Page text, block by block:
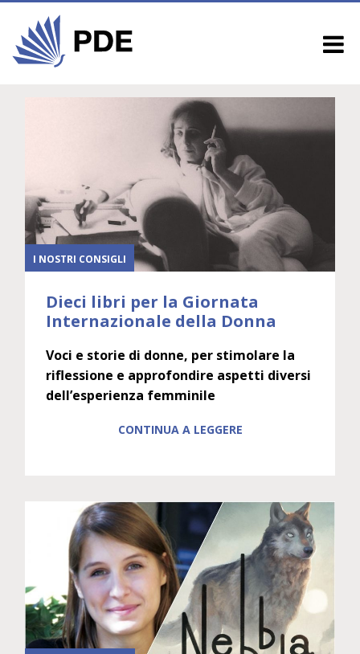
I NOSTRI CONSIGLI
Dieci libri per la Giornata
Internazionale della Donna
Voci e storie di donne, per stimolare la
riflessione e approfondire aspetti diversi
dell’esperienza femminile
CONTINUA A LEGGERE